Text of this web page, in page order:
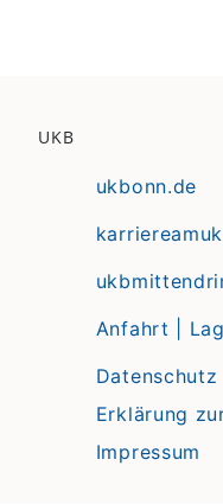
UKB
ukbonn.de
Anfahrt |
Datenschutz
Erklärung
Impressum